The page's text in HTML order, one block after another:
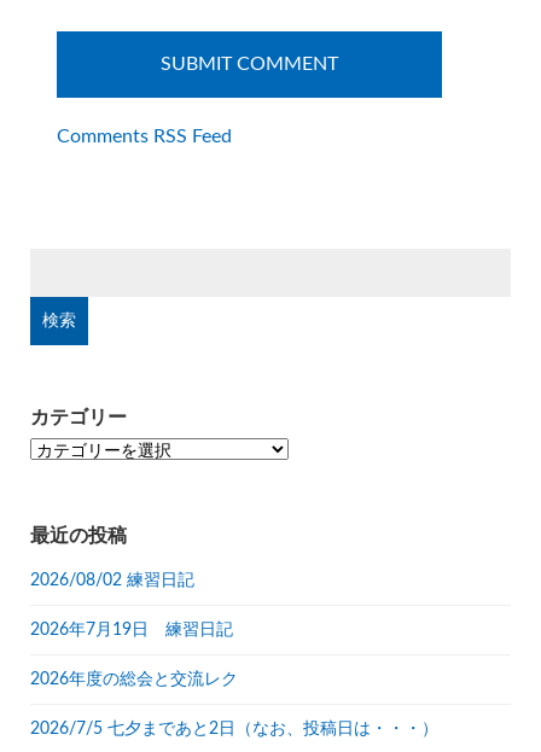
Comments RSS Feed
カテゴリー
カ
リ
ー
最近の投稿
2026/08/02 練習日記
2026年7月19日 練習日記
2026年度の総会と交流レク
2026/7/5 七夕まであと2日（なお、投稿日は・・・）